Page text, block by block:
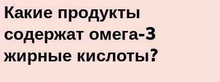
Какие продукты
содержат омега-3
жирные кислоты?